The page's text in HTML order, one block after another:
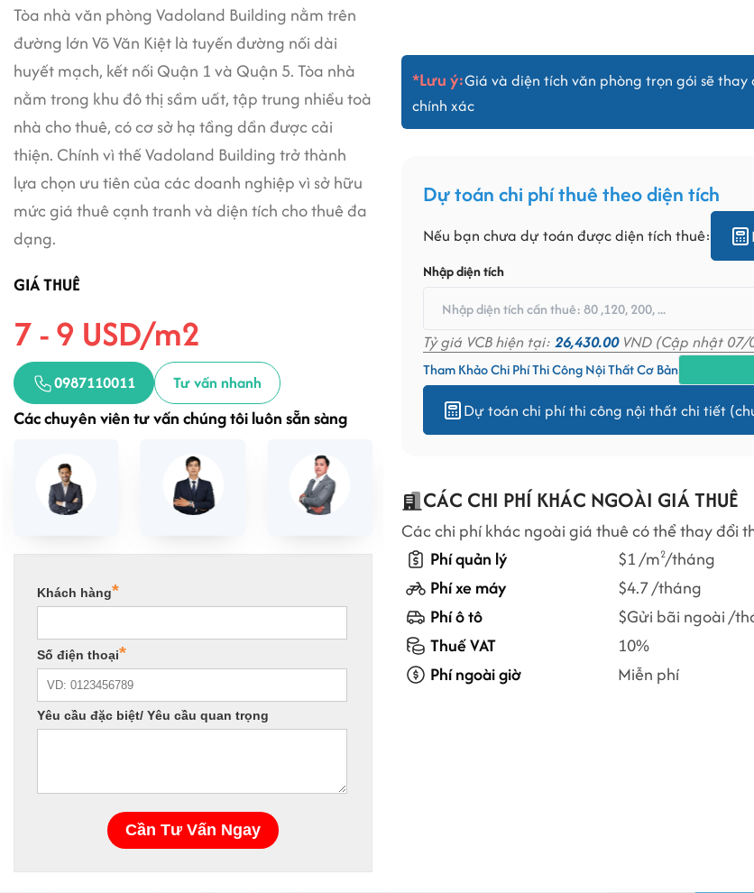
Tòa nhà văn phòng Vadoland Building nằm trên
đường lớn Võ Văn Kiệt là tuyến đường nối dài
huyết mạch, kết nối Quận 1 và Quận 5. Tòa nhà
nằm trong khu đô thị sầm uất, tập trung nhiều toà
nhà cho thuê, có cơ sở hạ tầng dần được cải
thiện. Chính vì thế Vadoland Building trở thành
lựa chọn ưu tiên của các doanh nghiệp vì sở hữu
mức giá thuê cạnh tranh và diện tích cho thuê đa
dạng.
GIÁ THUÊ
7 - 9 USD/m2
0987110011 Tư vấn nhanh
Các chuyên viên tư vấn chúng tôi luôn sẵn sàng
*Lưu ý:Giá và diện tích văn phòng trọn gói sẽ
chính xác
Dự toán chi phí thuê theo diện tích
Nếu bạn chưa dự toán được diện tích thuê:
Nhập diện tích
Tỷ giá VCB hiện tại: 26,430.00VND (Cập nhật 07/
Tham Khảo Chi Phí Thi Công Nội Thất Cơ Bản
Dự toán chi phí thi công nội thất chi tiết
CÁC CHI PHÍ KHÁC NGOÀI GIÁ THUÊ
Các chi phí khác ngoài giá thuê có thể thay đổi
Phí quản lý
$1 /m2/tháng
Phí xe máy
$4.7 /tháng
Phí ô tô
$Gửi bãi ngoài /
Thuế VAT
10%
Phí ngoài giờ
Miễn phí